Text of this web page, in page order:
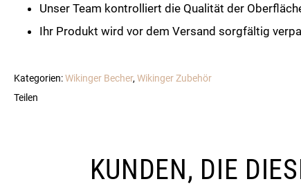
Unser Team kontrolliert die Qualität der
Ihr Produkt wird vor dem Versand sorgfältig
Kategorien:Wikinger Becher, Wikinger Zubehör
Teilen
KUNDEN, DIE